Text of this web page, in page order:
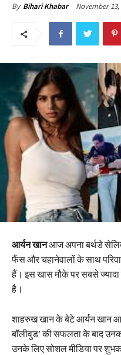
By Bihari Khabar November 13,
आर्यन खानआज अपना बर्थडे
फैंस और चहानेवालों के साथ
हैं। इस खास मौके पर सबसे ज्यादा
है।
शाहरुख खान के बेटे आर्यन खान
बॉलीवुड’ की सफलता के बाद
उनके लिए सोशल मीडिया पर